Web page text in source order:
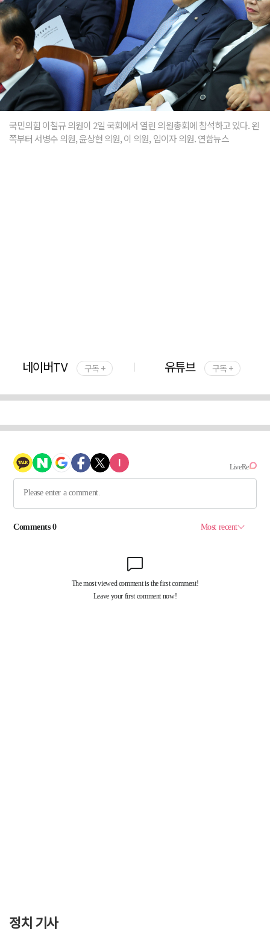
국민의힘 이철규 의원이 2일 국회에서 열린 의원총회에 참석하고 있다. 왼
쪽부터 서병수 의원, 윤상현 의원, 이 의원, 임이자 의원. 연합뉴스
네이버TV 구독 + 유튜브 구독 +
정치 기사